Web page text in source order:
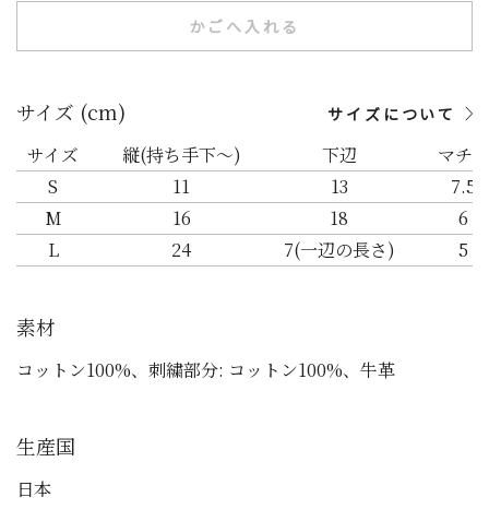
かごへ入れる
サイズ (cm) サイズについて
サイズ 縦(持ち手下～) 下辺
マチ巾
S
11 13
7.5
M
16 18
6
L
24 7(一辺の長さ) 5
素材
コットン100%、刺繍部分: コットン100%、牛革
生産国
日本